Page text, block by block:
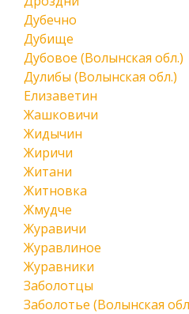
Дубечно
Дубище
Дубовое (Волынская обл.)
Дулибы (Волынская обл.)
Елизаветин
Жашковичи
Жидычин
Жиричи
Житани
Житновка
Жмудче
Журавичи
Журавлиное
Журавники
Заболотцы
Заболотье (Волынская